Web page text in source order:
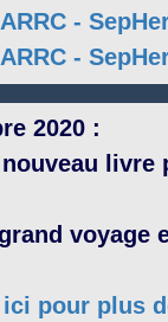
-
-
2020 :
livre
voyage
pour plus